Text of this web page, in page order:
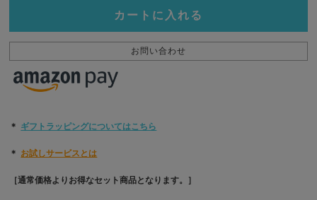
カートに入れる
お問い合わせ
＊ ギフトラッピングについてはこちら
＊ お試しサービスとは
［通常価格よりお得なセット商品となります。］